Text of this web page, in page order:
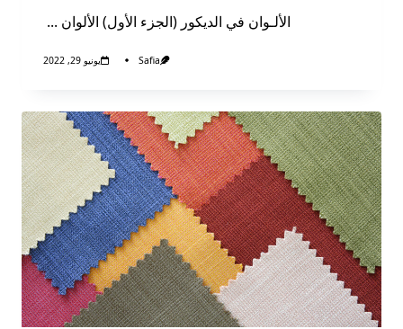
الألـوان في الديكور (الجزء الأول) الألوان ...
Safia يونيو 29, 2022